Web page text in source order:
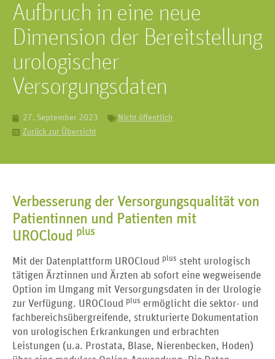
Aufbruch in eine neue
Dimension der Bereitstellung
urologischer
Versorgungsdaten
27. September 2023
Nicht öffentlich
Zurück zur Übersicht
Verbesserung der Versorgungsqualität von
Patientinnen und Patienten mit
UROCloud plus
Mit der Datenplattform UROCloud plus steht urologisch
tätigen Ärztinnen und Ärzten ab sofort eine wegweisende
Option im Umgang mit Versorgungsdaten in der Urologie
zur Verfügung. UROCloud plus ermöglicht die sektor- und
fachbereichsübergreifende, strukturierte Dokumentation
von urologischen Erkrankungen und erbrachten
Leistungen (u.a. Prostata, Blase, Nierenbecken, Hoden)